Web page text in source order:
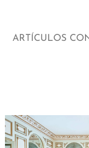
ARTÍCULOS